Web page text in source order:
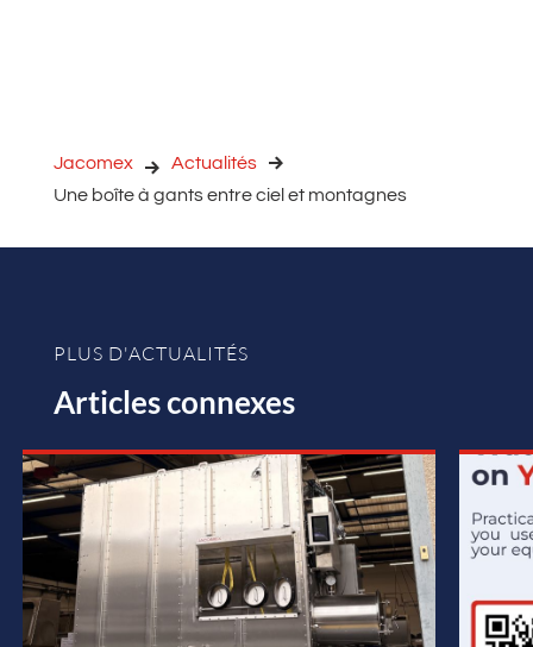
Jacomex
Actualités
Une boîte à gants entre ciel et montagnes
PLUS D'ACTUALITÉS
Articles connexes